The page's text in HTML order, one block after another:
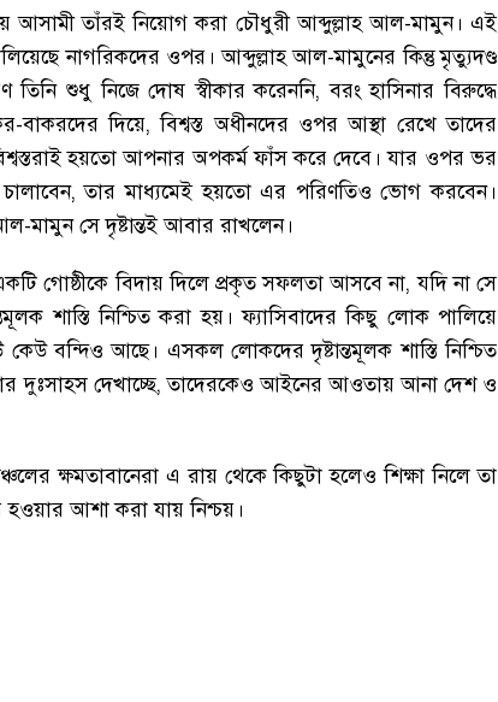
আসামী তাঁরই নিয়োগ করা চৌধুরী আব্দুল্লাহ আল-মামুন। এই
নাগরিকদের ওপর। আব্দুল্লাহ আল-মামুনের কিন্তু মৃত্যুদণ্ড
তিনি শুধু নিজে দোষ স্বীকার করেননি,বরং হাসিনার বিরুদ্ধে
বাকরদের দিয়ে,বিশ্বস্ত অধীনদের ওপর আস্থা রেখে তাদের
হয়তো আপনার অপকর্ম ফাঁস করে দেবে । যার ওপর ভর
,তার মাধ্যমেই হয়তো এর পরিণতিও ভোগ করবেন।
মামুন সে দৃষ্টান্তই আবার রাখলেন।
গোষ্ঠীকে বিদায় দিলে প্রকৃত সফলতা আসবে না,যদি না সে
শাস্তি নিশ্চিত করা হয়। ফ্যাসিবাদের কিছু লোক পালিয়ে
কেউ বন্দিও আছে। এসকল লোকদের দৃষ্টান্তমূলক শাস্তি নিশ্চিত
দুঃসাহস দেখাচ্ছে,তাদেরকেও আইনের আওতায় আনা দেশ ও
ক্ষমতাবানেরা এ রায় থেকে কিছুটা হলেও শিক্ষা নিলে তা
আশা করা যায় নিশ্চয় ।